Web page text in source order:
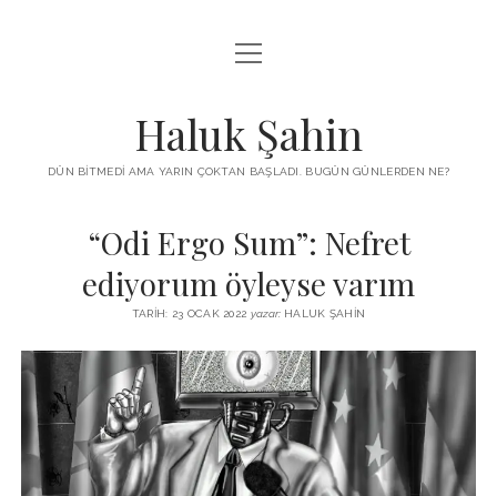
KUTUP YILDIZI
MENDIREK YAZILARI
ADA
İYI YAŞAM VE MUTLULUK ÜZERINE
BABIALI’DE CINAYET
GÜZEL MAVRELLA
PROGRAMLAR
BIZ KIMIZ?
MED 532 SPRING ‘25
YAZMADAN EDEMEDIM
HABERLER / NEWS
menüyü
aç
Haluk Şahin
DÜN BITMEDI AMA YARIN ÇOKTAN BAŞLADI. BUGÜN GÜNLERDEN NE?
“Odi Ergo Sum”: Nefret
ediyorum öyleyse varım
TARIH: 23 OCAK 2022 yazar:HALUK ŞAHIN